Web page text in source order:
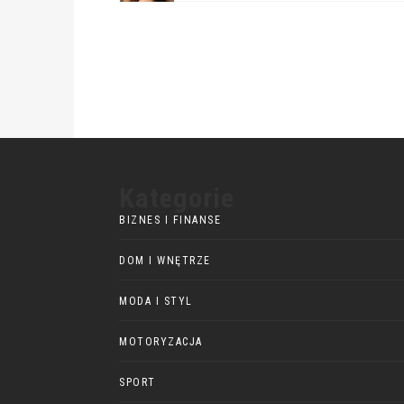
BIZNES I FINANSE
DOM I WNĘTRZE
MODA I STYL
MOTORYZACJA
SPORT